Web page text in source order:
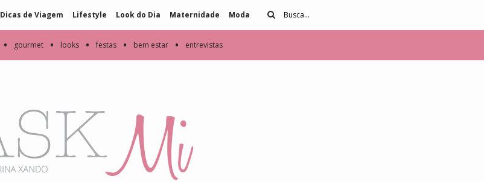
Dicas de Viagem Lifestyle Look do Dia Maternidade Moda
• gourmet • looks • festas • bem estar • entrevistas